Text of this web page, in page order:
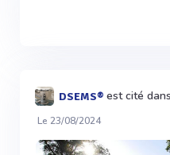
DSEMS® est cité
Le 23/08/2024